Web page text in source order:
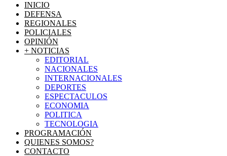
INICIO
DEFENSA
REGIONALES
POLICIALES
OPINIÓN
+ NOTICIAS
EDITORIAL
NACIONALES
INTERNACIONALES
DEPORTES
ESPECTACULOS
ECONOMIA
POLITICA
TECNOLOGIA
PROGRAMACIÓN
QUIENES SOMOS?
CONTACTO